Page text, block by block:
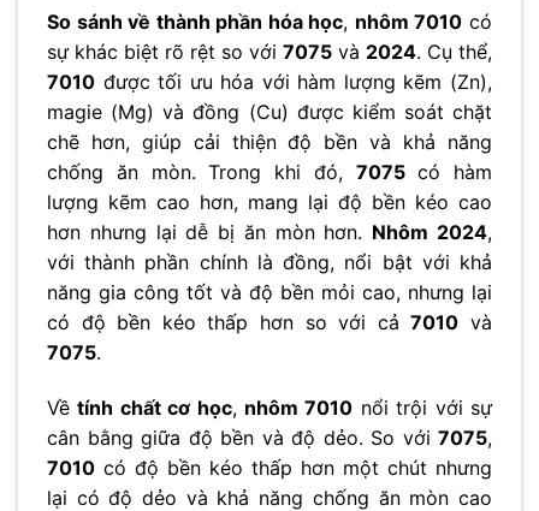
So sánh về thành phần hóa học, nhôm 7010 có
sự khác biệt rõ rệt so với 7075 và 2024. Cụ thể,
7010 được tối ưu hóa với hàm lượng kẽm (Zn),
magie (Mg) và đồng (Cu) được kiểm soát chặt
chẽ hơn, giúp cải thiện độ bền và khả năng
chống ăn mòn. Trong khi đó, 7075có hàm
lượng kẽm cao hơn, mang lại độ bền kéo cao
hơn nhưng lại dễ bị ăn mòn hơn. Nhôm 2024,
với thành phần chính là đồng, nổi bật với khả
năng gia công tốt và độ bền mỏi cao, nhưng lại
có độ bền kéo thấp hơn so với cả7010 và
7075.
Vềtính chất cơ học, nhôm 7010 nổi trội với sự
cân bằng giữa độ bền và độ dẻo. So với 7075,
7010 có độ bền kéo thấp hơn một chút nhưng
lại có độ dẻo và khả năng chống ăn mòn cao